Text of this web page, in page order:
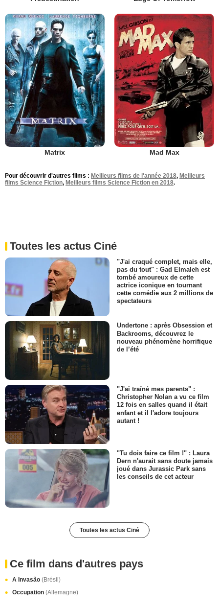
Matrix Mad Max
Pour découvrir d'autres films : Meilleurs films de l'année 2018, Meilleurs
films Science Fiction, Meilleurs films Science Fiction en 2018.
Toutes les actus Ciné
"J'ai craqué complet, mais elle,
pas du tout" : Gad Elmaleh est
tombé amoureux de cette
actrice iconique en tournant
cette comédie aux 2 millions de
spectateurs
Undertone : après Obsession et
Backrooms, découvrez le
nouveau phénomène horrifique
de l’été
"J'ai traîné mes parents" :
Christopher Nolan a vu ce film
12 fois en salles quand il était
enfant et il l'adore toujours
autant !
"Tu dois faire ce film !" : Laura
Dern n'aurait sans doute jamais
joué dans Jurassic Park sans
les conseils de cet acteur
Toutes les actus Ciné
Ce film dans d'autres pays
A Invasão (Brésil)
Occupation (Allemagne)